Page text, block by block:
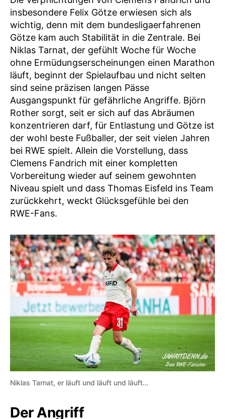
insbesondere Felix Götze erwiesen sich als
wichtig, denn mit dem bundesligaerfahrenen
Götze kam auch Stabilität in die Zentrale. Bei
Niklas Tarnat, der gefühlt Woche für Woche
ohne Ermüdungserscheinungen einen Marathon
läuft, beginnt der Spielaufbau und nicht selten
sind seine präzisen langen Pässe
Ausgangspunkt für gefährliche Angriffe. Björn
Rother sorgt, seit er sich auf das Abräumen
konzentrieren darf, für Entlastung und Götze ist
der wohl beste Fußballer, der seit vielen Jahren
bei RWE spielt. Allein die Vorstellung, dass
Clemens Fandrich mit einer kompletten
Vorbereitung wieder auf seinem gewohnten
Niveau spielt und dass Thomas Eisfeld ins Team
zurückkehrt, weckt Glücksgefühle bei den
RWE-Fans.
Niklas Tarnat, er läuft und läuft und läuft…
Der Angriff